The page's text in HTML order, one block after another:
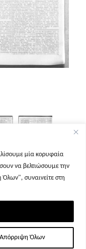
μία κορυφαία
να βελτιώσουμε την
Όλων", συναινείτε στη
Απόρριψη Όλων
3 Σελίδα 4